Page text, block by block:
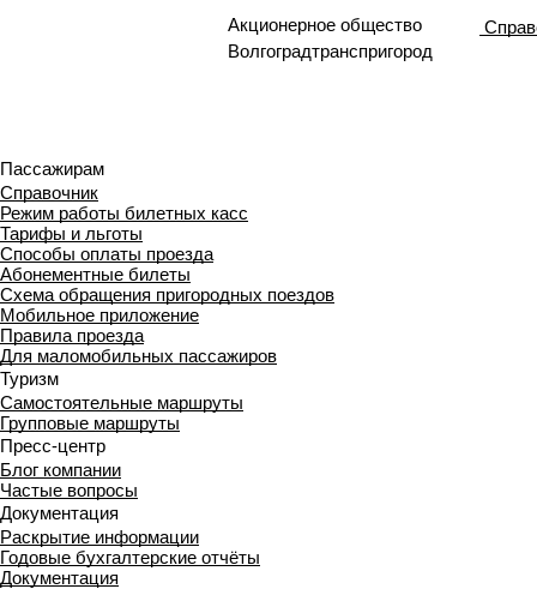
Акционерное общество
Волгоградтранспригород
Пассажирам
Справочник
Режим работы билетных касс
Тарифы и льготы
Способы оплаты проезда
Абонементные билеты
Схема обращения пригородных поездов
Мобильное приложение
Правила проезда
Для маломобильных пассажиров
Туризм
Самостоятельные маршруты
Групповые маршруты
Пресс-центр
Блог компании
Частые вопросы
Документация
Раскрытие информации
Годовые бухгалтерские отчёты
Документация